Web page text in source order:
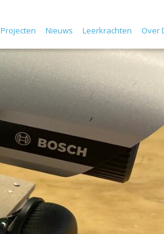
Projecten Nieuws Leerkrachten Over